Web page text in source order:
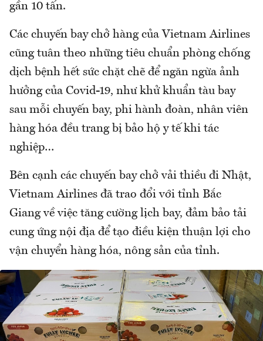
gần 10 tấn.
Các chuyến bay chở hàng của Vietnam Airlines
cũng tuân theo những tiêu chuẩn phòng chống
dịch bệnh hết sức chặt chẽ để ngăn ngừa ảnh
hưởng của Covid-19, như khử khuẩn tàu bay
sau mỗi chuyến bay, phi hành đoàn, nhân viên
hàng hóa đều trang bị bảo hộ y tế khi tác
nghiệp…
Bên cạnh các chuyến bay chở vải thiều đi Nhật,
Vietnam Airlines đã trao đổi với tỉnh Bắc
Giang về việc tăng cường lịch bay, đảm bảo tải
cung ứng nội địa để tạo điều kiện thuận lợi cho
vận chuyển hàng hóa, nông sản của tỉnh.